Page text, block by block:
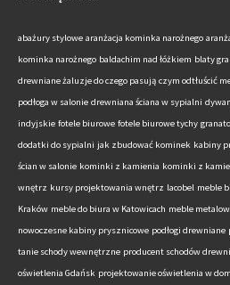
abażury stylowe aranżacja kominka narożnego
kominka narożnego baldachim nad łóżkiem blaty
drewniane żaluzje do czego pasują czym odtłuścić
podłoga w salonie drewniana ściana w sypialni
indyjskie fotele biurowe fotele biurowe tychy
dodatki do sypialni jak zbudować kominek kabiny
ścian w salonie kominki z kamienia kominki z
wnętrz kursy projektowania wnętrz lacobel meble
Kraków meble do biura w Katowicach meble
nowoczesne kabiny prysznicowe podłogi drewniane
tanie schody wewnętrzne producent schodów
oświetlenia Gdańsk projektowanie oświetlenia w